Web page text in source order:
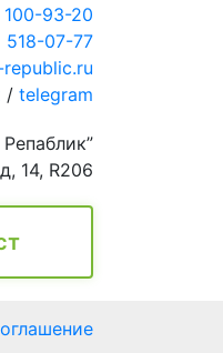
93-20
518-07-77
/ telegram
14, R206